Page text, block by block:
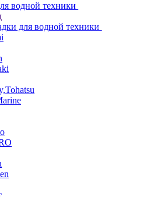
водной техники
для водной техники